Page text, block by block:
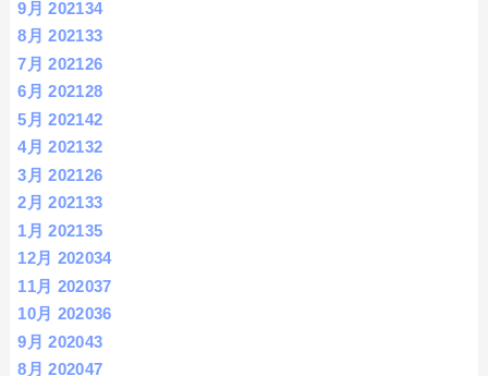
9月 202134
8月 202133
7月 202126
6月 202128
5月 202142
4月 202132
3月 202126
2月 202133
1月 202135
12月 202034
11月 202037
10月 202036
9月 202043
8月 202047